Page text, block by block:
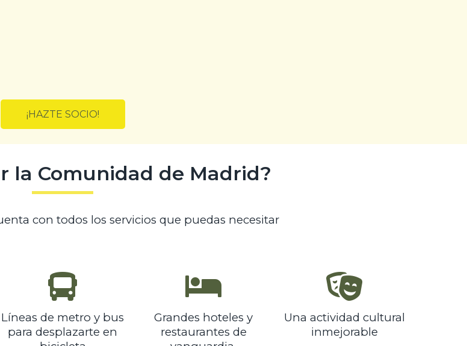
¡HAZTE SOCIO!
la Comunidad de Madrid?
con todos los servicios que puedas necesitar
Líneas de metro y bus
para desplazarte en
Grandes hoteles y
restaurantes de
Una actividad cultural
inmejorable